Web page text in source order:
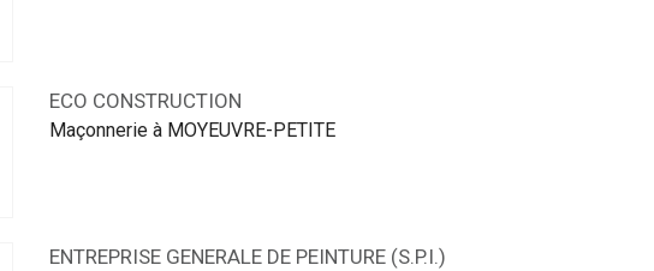
ECO CONSTRUCTION
Maçonnerie à MOYEUVRE-PETITE
ENTREPRISE GENERALE DE PEINTURE (S.P.I.)